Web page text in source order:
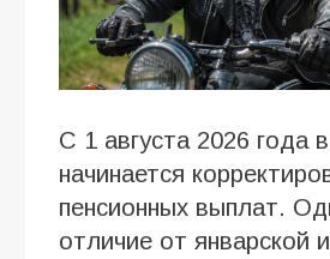
С 1 августа 2026 года
начинается
пенсионных выплат.
отличие от январской